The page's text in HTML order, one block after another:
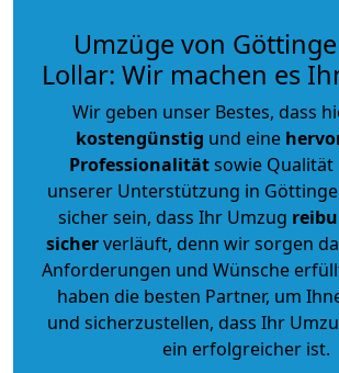
Umzüge von
Lollar: Wir machen es
Wir geben unser Bestes, dass
kostengünstig und eine
Professionalitätsowie
unserer Unterstützung in
sicher sein, dass Ihr Umzug
sicherverläuft, denn wir sorgen
Anforderungen und Wünsche
haben die besten Partner, um
und sicherzustellen, dass Ihr
ein erfolgreicher ist.